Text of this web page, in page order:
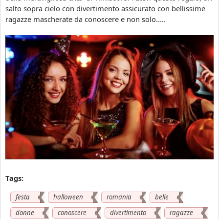
c
u
r
o
o
n
b
e
l
l
e
r
a
n
5
i
n
o
m
a
n
i
a
|
D
i
i
m
e
salto sopra cielo con divertimento assicurato con bellissime
ragazze mascherate da conoscere e non solo.....
Tags:
festa halloween romania
belle
donne
conoscere divertimento ragazze